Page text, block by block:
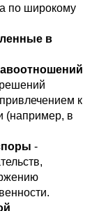
по широкому
в
к
(например, в
-